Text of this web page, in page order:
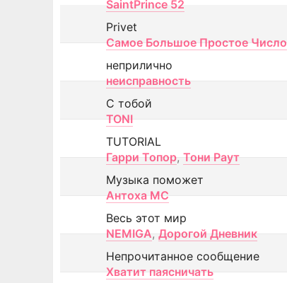
SaintPrince 52
Privet
Самое Большое Простое Число
неприлично
неисправность
С тобой
TONI
TUTORIAL
Гарри Топор, Тони Раут
Музыка поможет
Антоха МС
Весь этот мир
NEMIGA, Дорогой Дневник
Непрочитанное сообщение
Хватит паясничать